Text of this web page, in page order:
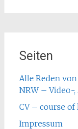
Seiten
Alle Reden
NRW –
CV – course of
Impressum